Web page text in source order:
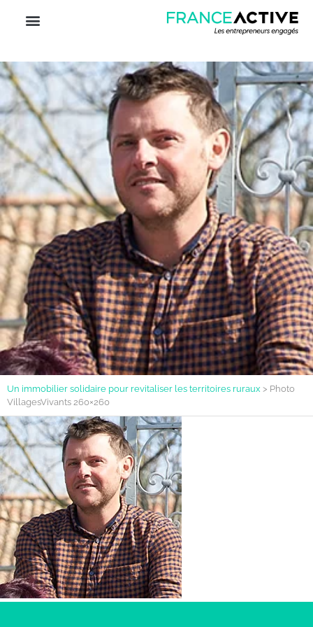
Un immobilier solidaire pour revitaliser les territoires ruraux > Photo
VillagesVivants 260×260